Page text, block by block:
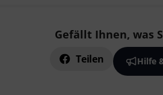
Gefällt Ihnen, was
Teilen Hilfe